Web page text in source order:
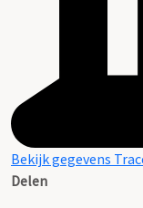
Bekijk gegevens
Delen